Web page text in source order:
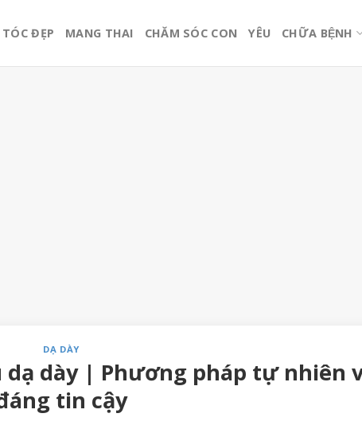
TÓC ĐẸP MANG THAI CHĂM SÓC CON YÊU CHỮA BỆNH
DẠ DÀY
dày | Phương pháp tự nhiên
tin cậy